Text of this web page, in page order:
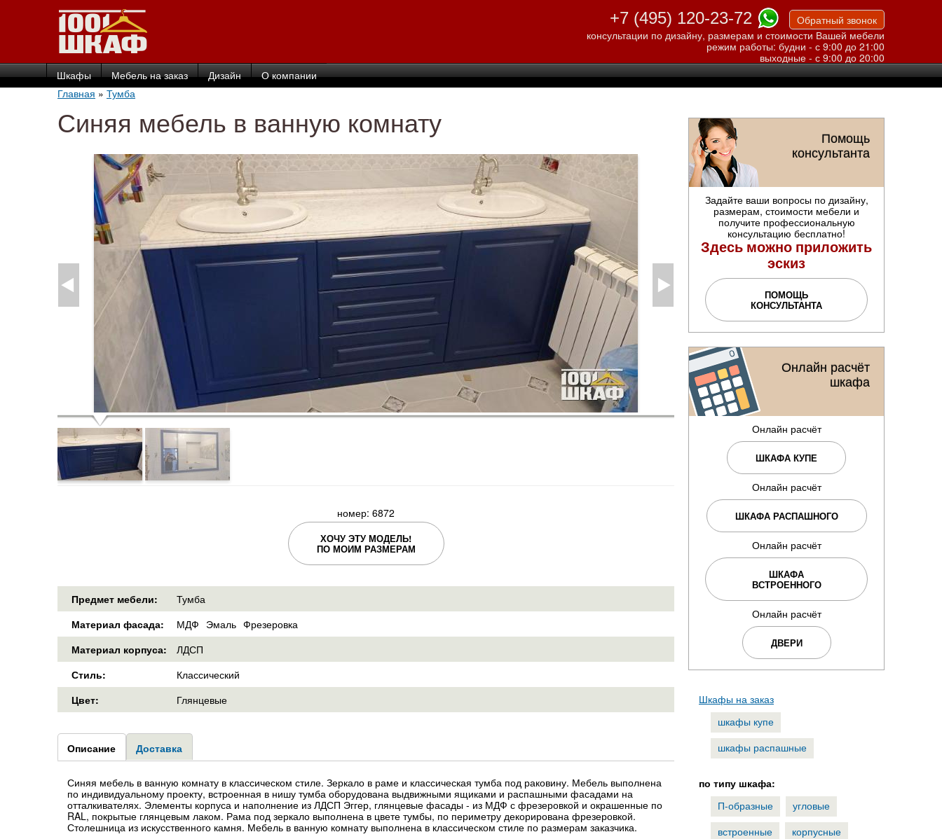
+7 (495) 120-23-72
Обратный звонок
консультации по дизайну, размерам и стоимости Вашей мебели
режим работы: будни - с 9:00 до 21:00
выходные - с 9:00 до 20:00
Шкафы Мебель на заказ Дизайн О компании
Главная » Тумба
Синяя мебель в ванную комнату
номер: 6872
ХОЧУ ЭТУ МОДЕЛЬ!
ПО МОИМ РАЗМЕРАМ
Предмет мебели:
Тумба
Материал фасада:
МДФ Эмаль Фрезеровка
Материал корпуса:
ЛДСП
Стиль:
Классический
Цвет:
Глянцевые
Group1
Описание (активная
вкладка)
Доставка
Синяя мебель в ванную комнату в классическом стиле. Зеркало в раме и классическая тумба под раковину. Мебель выполнена
по индивидуальному проекту, встроенная в нишу тумба оборудована выдвижными ящиками и распашными фасадами на
отталкивателях. Элементы корпуса и наполнение из ЛДСП Эггер, глянцевые фасады - из МДФ с фрезеровкой и окрашенные по
RAL, покрытые глянцевым лаком. Рама под зеркало выполнена в цвете тумбы, по периметру декорирована фрезеровкой.
Столешница из искусственного камня. Мебель в ванную комнату выполнена в классическом стиле по размерам заказчика.
Помощь
консультанта
Задайте ваши вопросы по дизайну,
размерам, стоимости мебели и
получите профессиональную
консультацию бесплатно!
Здесь можно приложить
эскиз
ПОМОЩЬ
КОНСУЛЬТАНТА
Онлайн расчёт
шкафа
Онлайн расчёт
ШКАФА КУПЕ
Онлайн расчёт
ШКАФА РАСПАШНОГО
Онлайн расчёт
ШКАФА
ВСТРОЕННОГО
Онлайн расчёт
ДВЕРИ
Шкафы на заказ
шкафы купе
шкафы распашные
по типу шкафа:
П-образные
угловые
встроенные
корпусные